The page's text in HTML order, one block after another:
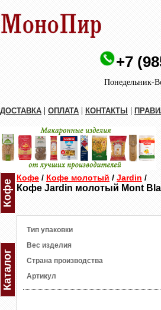
+7
Понедельник-
ДОСТАВКА | ОПЛАТА | КОНТАКТЫ |
Кофе
Каталог
Кофе / Кофе молотый / Jardin /
Кофе Jardin молотый Mont
Тип упаковки
Вес изделия
Страна производства
Артикул